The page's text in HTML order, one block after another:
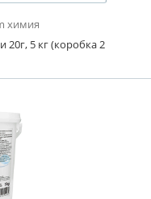
химия
20г, 5 кг (коробка 2